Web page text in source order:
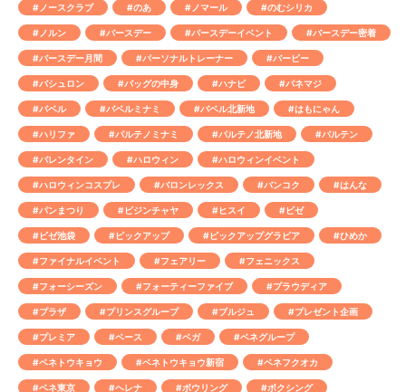
#ノースクラブ #のあ #ノマール #のむシリカ
#ノルン #バースデー #バースデーイベント #バースデー密着
#バースデー月間 #パーソナルトレーナー #バービー
#バシュロン #バッグの中身 #ハナビ #パネマジ
#バベル #バベルミナミ #バベル北新地 #はもにゃん
#ハリファ #パルテノミナミ #パルテノ北新地 #バルテン
#バレンタイン #ハロウィン #ハロウィンイベント
#ハロウィンコスプレ #バロンレックス #バンコク #はんな
#パンまつり #ビジンチャヤ #ヒスイ #ビゼ
#ビゼ池袋 #ピックアップ #ピックアップグラビア #ひめか
#ファイナルイベント #フェアリー #フェニックス
#フォーシーズン #フォーティーファイブ #プラウディア
#プラザ #プリンスグループ #ブルジュ #プレゼント企画
#プレミア #ベース #ベガ #ベネグループ
#ベネトウキョウ #ベネトウキョウ新宿 #ベネフクオカ
#ベネ東京 #ヘレナ #ボウリング #ボクシング